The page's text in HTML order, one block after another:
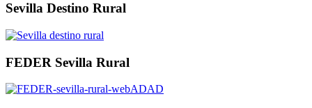
Sevilla Destino Rural
FEDER Sevilla Rural